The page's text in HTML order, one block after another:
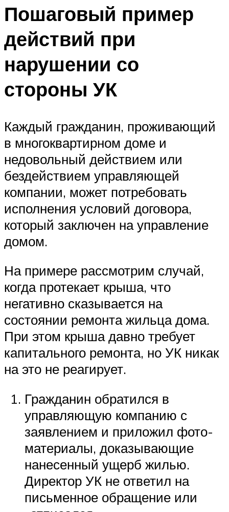
Пошаговый пример
действий при
нарушении со
стороны УК
Каждый гражданин, проживающий
в многоквартирном доме и
недовольный действием или
бездействием управляющей
компании, может потребовать
исполнения условий договора,
который заключен на управление
домом.
На примере рассмотрим случай,
когда протекает крыша, что
негативно сказывается на
состоянии ремонта жильца дома.
При этом крыша давно требует
капитального ремонта, но УК никак
на это не реагирует.
Гражданин обратился в
управляющую компанию с
заявлением и приложил фото-
материалы, доказывающие
нанесенный ущерб жилью.
Директор УК не ответил на
письменное обращение или